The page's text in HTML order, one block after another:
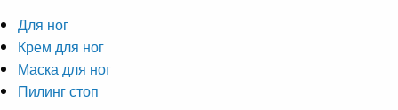
Для ног
Крем для ног
Маска для ног
Пилинг стоп